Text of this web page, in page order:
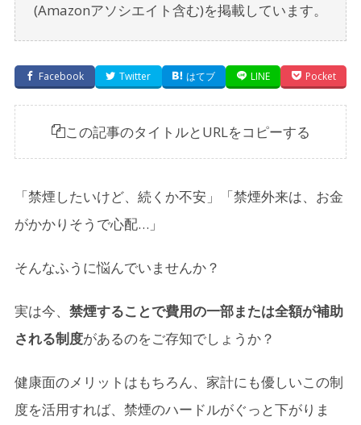
(Amazonアソシエイト含む)を掲載しています。
Facebook Twitter はてブ LINE Pocket
この記事のタイトルとURLをコピーする
「禁煙したいけど、続くか不安」「禁煙外来は、お金
がかかりそうで心配…」
そんなふうに悩んでいませんか？
実は今、 禁煙することで費用の一部または全額が補助
される制度があるのをご存知でしょうか？
健康面のメリットはもちろん、家計にも優しいこの制
度を活用すれば、禁煙のハードルがぐっと下がりま